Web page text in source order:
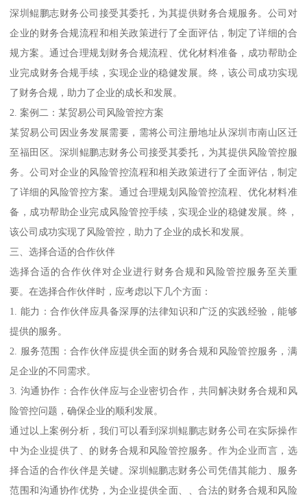
深圳鲲鹏志财务公司接受其委托，为其提供财务合规服务。公司对
企业的财务合规流程和相关政策进行了全面评估，制定了详细的合
规方案。通过合理规划财务合规流程、优化材料准备，成功帮助企
业完成财务合规手续，实现企业的稳健发展。终，该公司成功实现
了财务合规，助力了企业的成长和发展。
2. 案例二：某贸易公司风险管控方案
某贸易公司因业务发展需要，需将公司注册地址从深圳市南山区迁
至福田区。深圳鲲鹏志财务公司接受其委托，为其提供风险管控服
务。公司对企业的风险管控流程和相关政策进行了全面评估，制定
了详细的风险管控方案。通过合理规划风险管控流程、优化材料准
备，成功帮助企业完成风险管控手续，实现企业的稳健发展。终，
该公司成功实现了风险管控，助力了企业的成长和发展。
三、选择合适的合作伙伴
选择合适的合作伙伴对企业进行财务合规和风险管控服务至关重
要。在选择合作伙伴时，应考虑以下几个方面：
1. 能力：合作伙伴应具备深厚的法律知识和广泛的实践经验，能够
提供的服务。
2. 服务范围：合作伙伴应提供全面的财务合规和风险管控服务，满
足企业的不同需求。
3. 沟通协作：合作伙伴应与企业密切合作，共同解决财务合规和风
险管控问题，确保企业的顺利发展。
通过以上案例分析，我们可以看到深圳鲲鹏志财务公司在实际操作
中为企业提供了、的财务合规和风险管控服务。作为企业而言，选
择合适的合作伙伴是关键。深圳鲲鹏志财务公司凭借其能力、服务
范围和沟通协作优势，为企业提供全面、、合法的财务合规和风险